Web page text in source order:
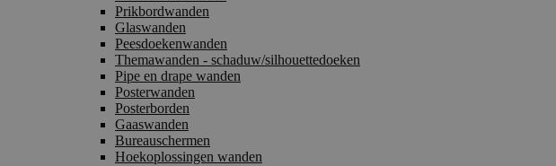
Prikbordwanden
Glaswanden
Peesdoekenwanden
Themawanden - schaduw/silhouettedoeken
Pipe en drape wanden
Posterwanden
Posterborden
Gaaswanden
Bureauschermen
Hoekoplossingen wanden